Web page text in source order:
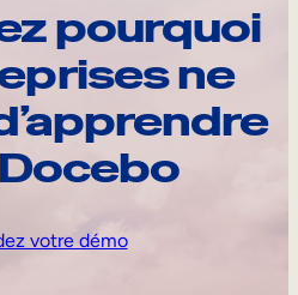
pourquoi
ne
votre démo